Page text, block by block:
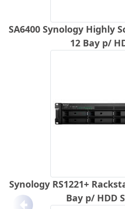
SA6400 Synology Highly
12 Bay p/
Synology RS1221+
Bay p/ HDD